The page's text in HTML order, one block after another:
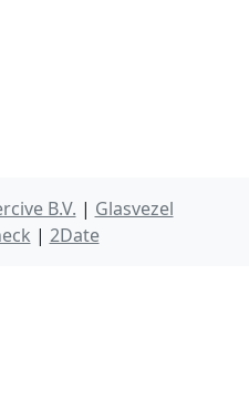
B.V. | Glasvezel
| 2Date